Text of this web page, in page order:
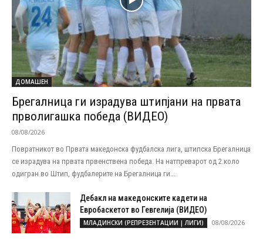
ДОМАШЕН
Брегалница ги израдува штипјани на првата
прволигашка победа (ВИДЕО)
08/08/2026
Повратникот во Првата македонска фудбалска лига, штипска Брегалница
се израдува на првата првенствена победа. На натпреварот од 2.коло
одигран во Штип, фудбалерите на Брегалница ги...
Дебакл на македонските кадети на
Евробаскетот во Гевгелија (ВИДЕО)
МЛАДИНСКИ (РЕПРЕЗЕНТАЦИИ | ЛИГИ) 08/08/2026